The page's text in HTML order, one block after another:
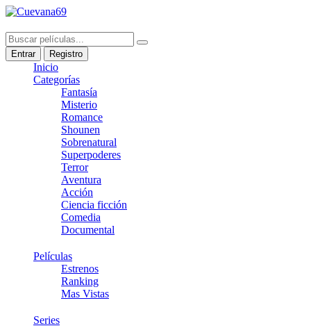
Entrar Registro
Inicio
Categorías
Fantasía
Misterio
Romance
Shounen
Sobrenatural
Superpoderes
Terror
Aventura
Acción
Ciencia ficción
Comedia
Documental
Películas
Estrenos
Ranking
Mas Vistas
Series